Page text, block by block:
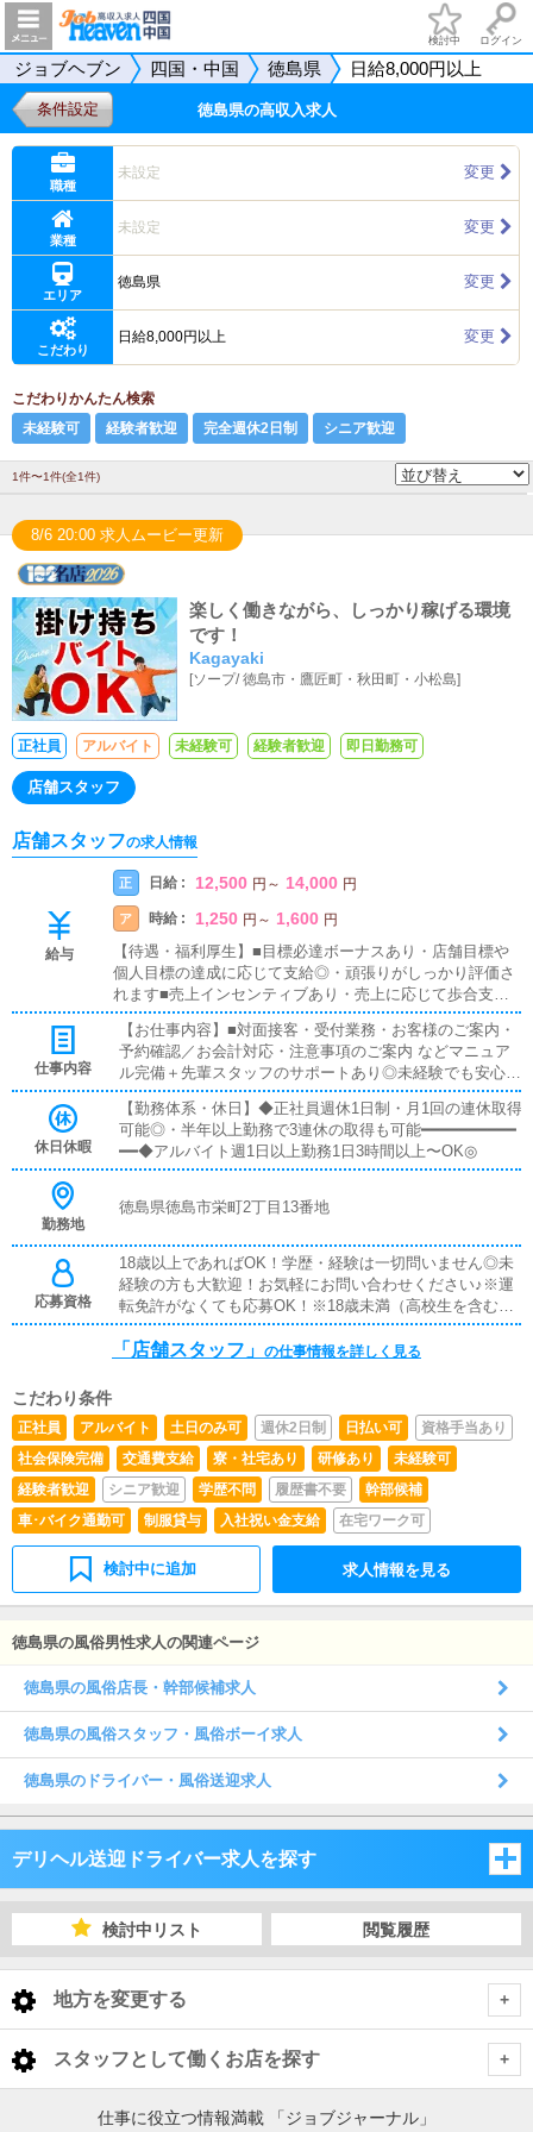
検討中 ログイン
ジョブヘブン 四国・中国 徳島県 日給8,000円以上
条件設定 徳島県の高収入求人
職種
未設定 変更
業種
未設定 変更
エリア
徳島県 変更
こだわり
日給8,000円以上 変更
こだわりかんたん検索
未経験可
経験者歓迎 完全週休2日制 シニア歓迎
1件〜1件(全1件)
8/6 20:00 求人ムービー更新
楽しく働きながら、しっかり稼げる環境
です！
Kagayaki
[ソープ/徳島市・鷹匠町・秋田町・小松島]
正社員 アルバイト 未経験可 経験者歓迎 即日勤務可
店舗スタッフ
店舗スタッフの求人情報
給与
正 日給 : 12,500 円 ～ 14,000 円
ア 時給 : 1,250 円 ～ 1,600 円
【待遇・福利厚生】■目標必達ボーナスあり・店舗目標や
個人目標の達成に応じて支給◎・頑張りがしっかり評価さ
れます■売上インセンティブあり・売上に応じて歩合支
給・成果がダイレクトに収入へ反映されます■試用期間あ
り・入社後は研修・試用期間あり・未経験でも安心してス
タートできます■日払いOK・急な出費にも対応可能・働い
た分をその日に受け取りOK◎■給与手渡し・振込待ちなし
で安心・希望に応じて手渡し対応可能■社員寮完備・即入
居OKの個室寮あり・新生活のスタートもサポートします
仕事内容
【お仕事内容】■対面接客・受付業務・お客様のご案内・
予約確認／お会計対応・注意事項のご案内 などマニュア
ル完備＋先輩スタッフのサポートあり◎未経験でも安心し
てスタートできます！━━━━━━━━━━━━■キャスト管理・キ
ャストさんのサポート業務・写メ日記などのPR方法アド
バイス「どうすれば稼げるか」を一緒に考えるお仕事です
◎━━━━━━━━━━━━■PC更新業務・ヘブンネット等の情報
は簡単な入力作業なので、PCが苦手でも問題ありません
充・管理快適に過ごせる環境づくりをお願いします♪
休日休暇
【勤務体系・休日】◆正社員週休1日制・月1回の連休取得
可能◎・半年以上勤務で3連休の取得も可能━━━━━━━━━━
━━◆アルバイト週1日以上勤務1日3時間以上〜OK◎
勤務地
徳島県徳島市栄町2丁目13番地
応募資格
18歳以上であればOK！学歴・経験は一切問いません◎未
経験の方も大歓迎！お気軽にお問い合わせください♪※運
転免許がなくても応募OK！※18歳未満（高校生を含む）
のご応募はお断りしております。
「店舗スタッフ」 の仕事情報を詳しく見る
こだわり条件
正社員 アルバイト 土日のみ可 週休2日制 日払い可
資格手当あり
社会保険完備
交通費支給 寮・社宅あり 研修あり
未経験可
経験者歓迎
シニア歓迎 学歴不問 履歴書不要
幹部候補
車･バイク通勤可
制服貸与 入社祝い金支給 在宅ワーク可
検討中に追加 求人情報を見る
徳島県の風俗男性求人の関連ページ
徳島県の風俗店長・幹部候補求人
徳島県の風俗スタッフ・風俗ボーイ求人
徳島県のドライバー・風俗送迎求人
デリヘル送迎ドライバー求人を探す
岡山県
検討中リスト 閲覧履歴
地方を変更する
< 全国トップ
北海道 男性高収入
スタッフとして働くお店を探す
岡山県仕事に役立つ情報満載 「ジョブジャーナル」